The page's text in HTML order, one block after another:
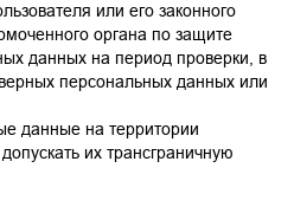
или его законного
органа по защите
данных на период проверки, в
персональных данных или
данные на территории
их трансграничную